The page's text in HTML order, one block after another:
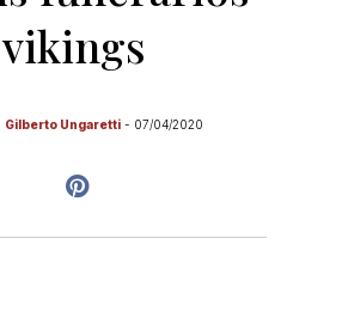
vikings
Gilberto Ungaretti - 07/04/2020